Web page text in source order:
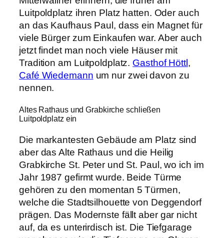
Luitpoldplatz ihren Platz hatten. Oder auch
an das Kaufhaus Paul, dass ein Magnet für
viele Bürger zum Einkaufen war. Aber auch
jetzt findet man noch viele Häuser mit
Tradition am Luitpoldplatz. Gasthof Höttl ,
Café Wiedemann um nur zwei davon zu
nennen.
Altes Rathaus und Grabkirche schließen
Luitpoldplatz ein
Die markantesten Gebäude am Platz sind
aber das Alte Rathaus und die Heilig
Grabkirche St. Peter und St. Paul, wo ich im
Jahr 1987 gefirmt wurde. Beide Türme
gehören zu den momentan 5 Türmen,
welche die Stadtsilhouette von Deggendorf
prägen. Das Modernste fällt aber gar nicht
auf, da es unterirdisch ist. Die Tiefgarage